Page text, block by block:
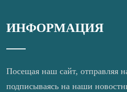
ИНФОРМАЦИЯ
Посещая наш сайт, отправляя
подписываясь на наши